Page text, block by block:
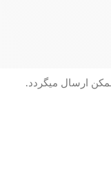
ارسال میگردد.